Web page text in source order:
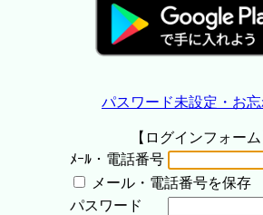
パスワード未設定・お
【ログインフォーム
ﾒｰﾙ・電話番号
メール・電話番号を保存
パスワード